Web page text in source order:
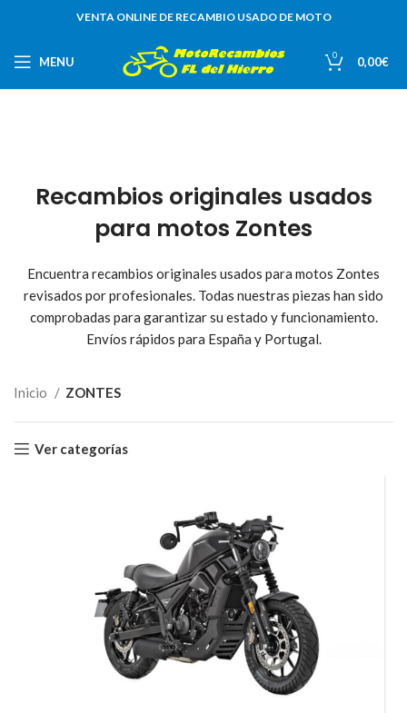
VENTA ONLINE DE RECAMBIO USADO DE MOTO
MENU 0 0,00€
Recambios originales usados
para motos Zontes
Encuentra recambios originales usados para motos Zontes
revisados por profesionales. Todas nuestras piezas han sido
comprobadas para garantizar su estado y funcionamiento.
Envíos rápidos para España y Portugal.
Inicio ZONTES
Ver categorías